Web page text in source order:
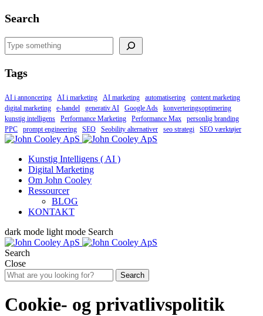
Search
Search
Tags
AI i annoncering AI i marketing AI marketing automatisering
content marketing
digital marketing
e-handel generativ AI Google Ads
konverteringsoptimering
kunstig intelligens
Performance Marketing Performance Max
personlig branding
PPC
prompt engineering SEO Seobility alternativer seo strategi SEO værktøjer
Kunstig Intelligens ( AI )
Digital Marketing
Om John Cooley
Ressourcer
BLOG
KONTAKT
dark mode light mode Search
Search
Close
Search
Cookie- og privatlivspolitik